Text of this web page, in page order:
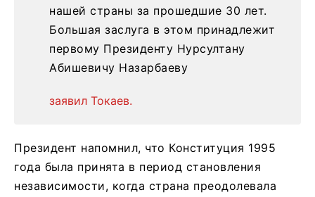
нашей страны за прошедшие 30 лет.
Большая заслуга в этом принадлежит
первому Президенту Нурсултану
Абишевичу Назарбаеву
заявил Токаев.
Президент напомнил, что Конституция 1995
года была принята в период становления
независимости, когда страна преодолевала